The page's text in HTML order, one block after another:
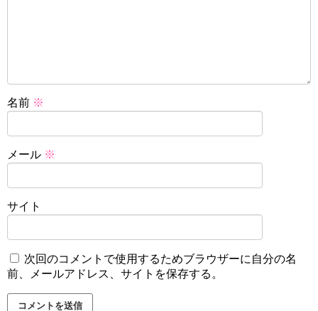
名前 ※
メール ※
サイト
次回のコメントで使用するためブラウザーに自分の名
前、メールアドレス、サイトを保存する。